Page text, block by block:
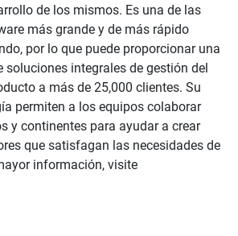
de los mismos. Es una de las
más grande y de más rápido
por lo que puede proporcionar una
soluciones integrales de gestión del
a más de 25,000 clientes. Su
permiten a los equipos colaborar
y continentes para ayudar a crear
que satisfagan las necesidades de
información, visite